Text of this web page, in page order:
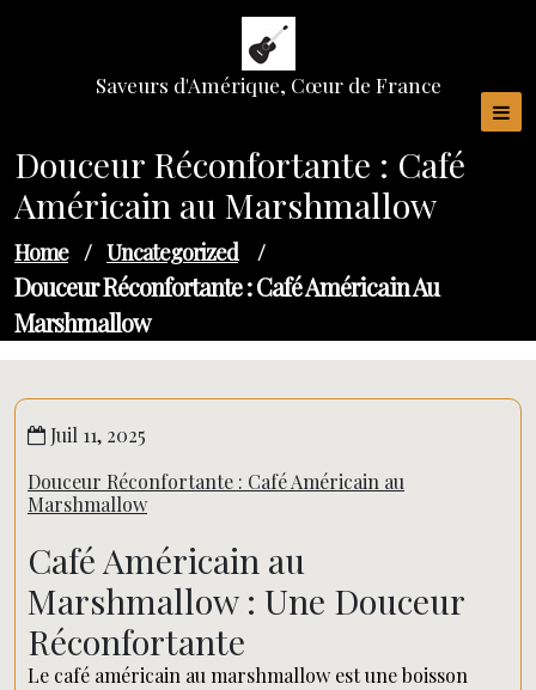
Saveurs d'Amérique, Cœur de France
Douceur Réconfortante : Café
Américain au Marshmallow
Home / Uncategorized /
Douceur Réconfortante : Café Américain Au
Marshmallow
Juil 11, 2025
Douceur Réconfortante : Café Américain au
Marshmallow
Café Américain au
Marshmallow : Une Douceur
Réconfortante
Le café américain au marshmallow est une boisson